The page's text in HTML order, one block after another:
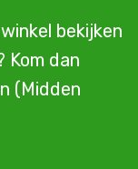
bekijken
Kom dan
(Midden